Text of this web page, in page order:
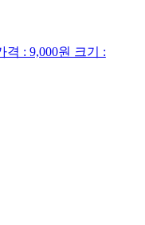
: 9,000원 크기 :